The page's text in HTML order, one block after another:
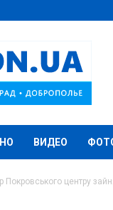
ВИДЕО
Покровського центру